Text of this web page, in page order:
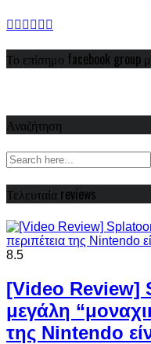
Το επίσημο facebook group
Αναζήτηση
Τελευταία reviews
8.5
[Video Review]
μεγάλη
της Nintendo